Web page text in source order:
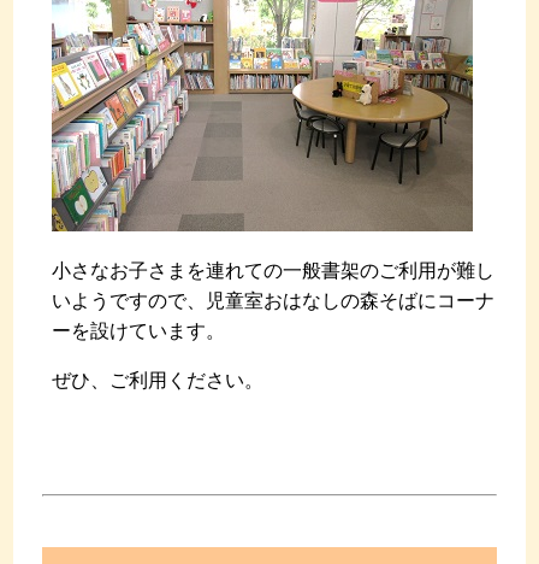
小さなお子さまを連れての一般書架のご利用が難し
いようですので、児童室おはなしの森そばにコーナ
ーを設けています。
ぜひ、ご利用ください。